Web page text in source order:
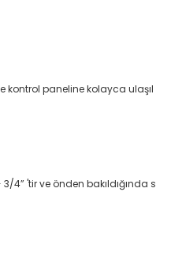
kontrol paneline kolayca ulaşıl
4” 'tir ve önden bakıldığında s